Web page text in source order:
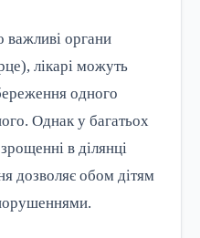
важливі органи
лікарі можуть
одного
Однак у багатьох
в ділянці
дозволяє обом дітям